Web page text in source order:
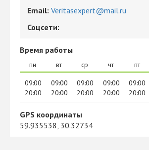
Email: Veritasexpert@mail.ru
Соцсети:
Время работы
пн
09:00
20:00
вт
09:00
20:00
ср
09:00
20:00
чт
09:00
20:00
пт
09:00
20:00
GPS координаты
59.935538, 30.32734